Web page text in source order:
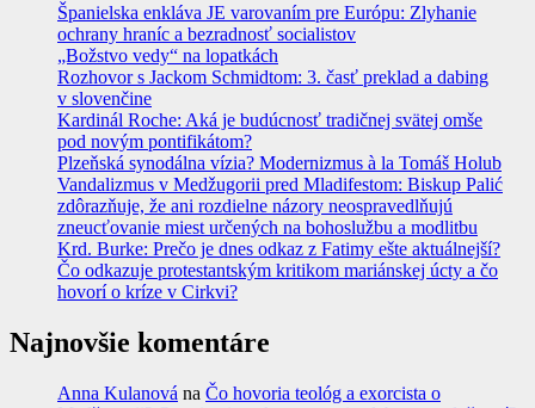
Španielska enkláva JE varovaním pre Európu: Zlyhanie
ochrany hraníc a bezradnosť socialistov
„Božstvo vedy“ na lopatkách
Rozhovor s Jackom Schmidtom: 3. časť preklad a dabing
v slovenčine
Kardinál Roche: Aká je budúcnosť tradičnej svätej omše
pod novým pontifikátom?
Plzeňská synodálna vízia? Modernizmus à la Tomáš Holub
Vandalizmus v Medžugorii pred Mladifestom: Biskup Palić
zdôrazňuje, že ani rozdielne názory neospravedlňujú
zneucťovanie miest určených na bohoslužbu a modlitbu
Krd. Burke: Prečo je dnes odkaz z Fatimy ešte aktuálnejší?
Čo odkazuje protestantským kritikom mariánskej úcty a čo
hovorí o kríze v Cirkvi?
Najnovšie komentáre
Anna Kulanová na Čo hovoria teológ a exorcista o